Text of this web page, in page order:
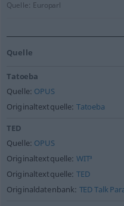
Quelle: Europarl
Quelle
Tatoeba
Quelle: OPUS
Originaltextquelle: Tatoeba
TED
Quelle: OPUS
Originaltextquelle: WIT³
Originaltextquelle: TED
Originaldatenbank: TED Talk